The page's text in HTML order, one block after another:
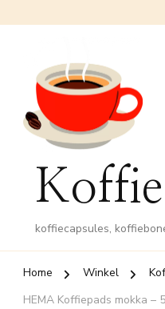
koffiecapsules,
Home Winkel
HEMA Koffiepads mokka –